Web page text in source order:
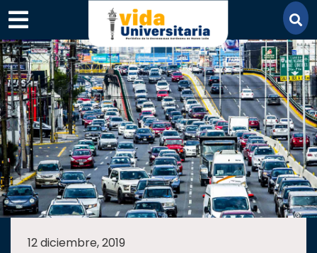
×
SECCIONES
ACADEMIA
12 diciembre, 2019